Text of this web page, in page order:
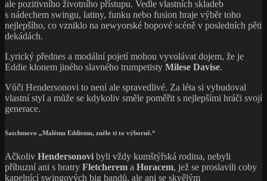
Eddieho maminka tančila společně se svojí sestrou dvojčetem
v harlemskémCotton Clubu, coby duoBrown Twins. Jméno si
udělala i jako taneční partnerkaBilla „Bojangles“ Robinsona.
Tatínek byl profesionálním muzikantem. Doprovázel populární
Williams. Bohužel poměrně záhy umírá.
z Kalifornie, kam se se synkem přestěhují a kde později navštěvoval
konzervatoř San Francisco Conservatory of Music.
měli volné pouze housle a akordeon. Strýc hrál na trubku a tak bylo
okolo devíti let. Tehdy mu pár triků ukázal samotnýLouis
„Satchmo“ Armstrong, který se s Eddieho rodinou přátelil – stejně
jako další velikániFats Wallernebo Duke Ellington